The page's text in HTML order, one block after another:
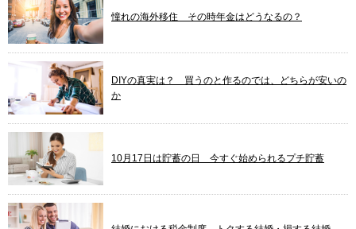
憧れの海外移住 その時年金はどうなるの？
DIYの真実は？ 買うのと作るのでは、どちらが安いの
か
10月17日は貯蓄の日 今すぐ始められるプチ貯蓄